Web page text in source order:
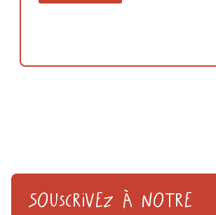
Souscrivez à notre